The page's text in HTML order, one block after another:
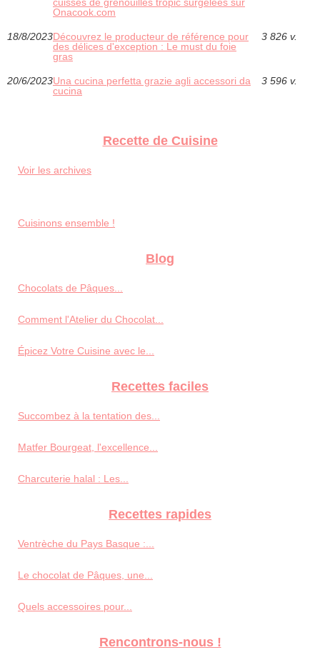
cuisses de grenouilles tropic surgelées sur
Onacook.com
18/8/2023Découvrez le producteur de référence pour
des délices d'exception : Le must du foie
gras
3 826 v.
20/6/2023Una cucina perfetta grazie agli accessori da
cucina
3 596 v.
Recette de Cuisine
Voir les archives
Cuisinons ensemble !
Blog
Chocolats de Pâques...
Comment l'Atelier du Chocolat...
Épicez Votre Cuisine avec le...
Recettes faciles
Succombez à la tentation des...
Matfer Bourgeat, l'excellence...
Charcuterie halal : Les...
Recettes rapides
Ventrèche du Pays Basque :...
Le chocolat de Pâques, une...
Quels accessoires pour...
Rencontrons-nous !